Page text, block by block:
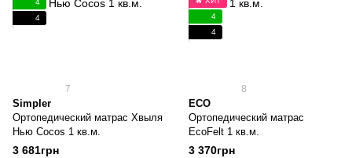
4
4
7
Simpler
Ортопедический матрас Хвыля
Нью Cocos 1 кв.м.
3 681грн
4
4
8
ECO
Ортопедический матрас
EcoFelt 1 кв.м.
3 370грн